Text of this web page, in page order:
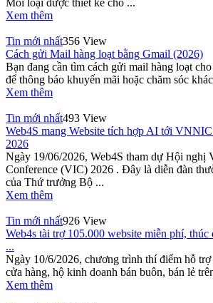
Xem thêm
Tin mới nhất356 View
Cách gửi Mail hàng loạt bằng Gmail (2026)
Bạn đang cần tìm cách gửi mail hàng loạt
để thông báo khuyến mãi hoặc chăm sóc
Xem thêm
Tin mới nhất493 View
Web4S mang Website tích hợp AI tới
2026
Ngày 19/06/2026, Web4S tham dự Hội nghị
Conference (VIC) 2026 . Đây là diễn đàn
của Thứ trưởng Bộ ...
Xem thêm
Tin mới nhất926 View
Web4s tài trợ 105.000 website miễn phí, thúc
...
Ngày 10/6/2026, chương trình thí điểm hỗ
cửa hàng, hộ kinh doanh bán buôn, bán lẻ
Xem thêm